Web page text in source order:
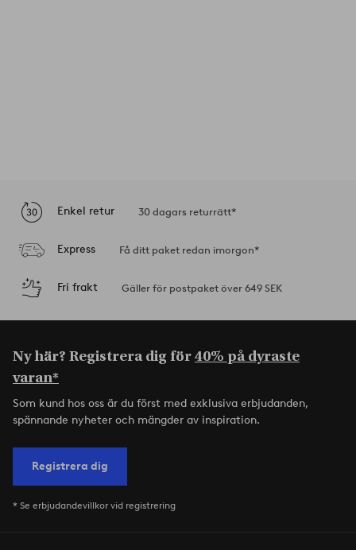
Enkel retur 30 dagars returrätt*
Express Få ditt paket redan imorgon*
Fri frakt Gäller för postpaket över 649 SEK
Ny här? Registrera dig för40% på dyraste
varan*
Som kund hos oss är du först med exklusiva erbjudanden,
spännande nyheter och mängder av inspiration.
Registrera dig
* Se erbjudandevillkor vid registrering